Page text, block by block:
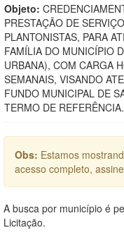
Objeto:
PRESTAÇÃO DE
PLANTONISTAS, PARA
FAMÍLIA DO MUNICÍPIO
URBANA), COM CARGA
SEMANAIS, VISANDO
FUNDO MUNICIPAL DE
TERMO DE REFERÊNCIA.
Obs: Estamos
acesso completo,
A busca por município é
Licitação.